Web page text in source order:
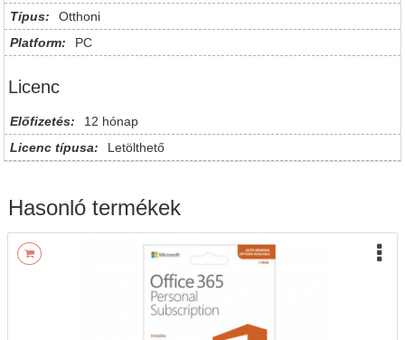
Típus:
Otthoni
Platform:
PC
Licenc
Előfizetés:
12 hónap
Licenc típusa:
Letölthető
Hasonló termékek